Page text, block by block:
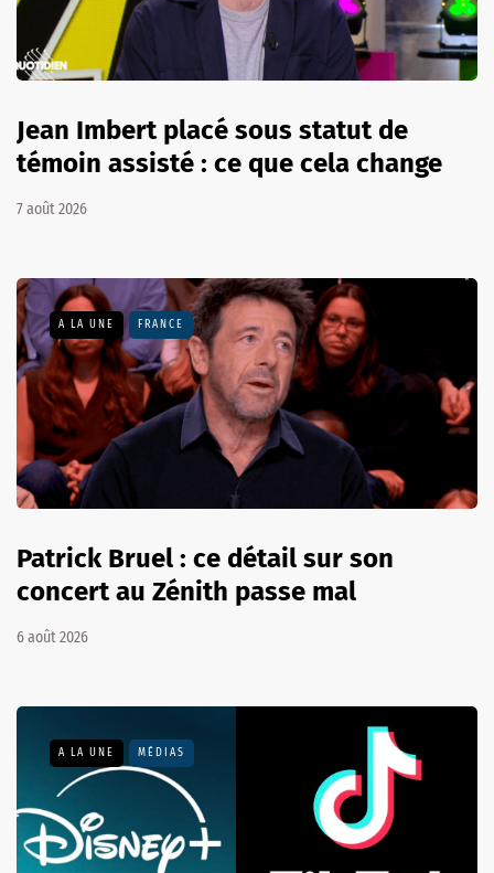
Jean Imbert placé sous statut de
témoin assisté : ce que cela change
7 août 2026
A LA UNE FRANCE
Patrick Bruel : ce détail sur son
concert au Zénith passe mal
6 août 2026
A LA UNE MÉDIAS